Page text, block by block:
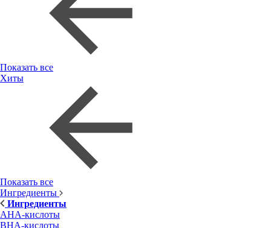
Показать все
Хиты
Показать все
Ингредиенты
Ингредиенты
AHA-кислоты
BHA-кислоты